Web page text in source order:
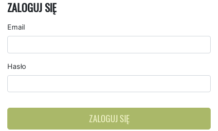
ZALOGUJ SIĘ
Email
Hasło
ZALOGUJ SIĘ